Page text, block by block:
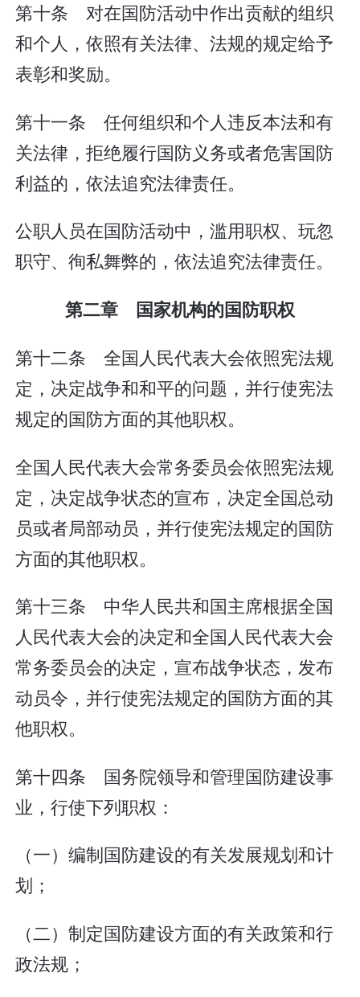
第十条 对在国防活动中作出贡献的组织
和个人，依照有关法律、法规的规定给予
表彰和奖励。
第十一条 任何组织和个人违反本法和有
关法律，拒绝履行国防义务或者危害国防
利益的，依法追究法律责任。
公职人员在国防活动中，滥用职权、玩忽
职守、徇私舞弊的，依法追究法律责任。
第二章 国家机构的国防职权
第十二条 全国人民代表大会依照宪法规
定，决定战争和和平的问题，并行使宪法
规定的国防方面的其他职权。
全国人民代表大会常务委员会依照宪法规
定，决定战争状态的宣布，决定全国总动
员或者局部动员，并行使宪法规定的国防
方面的其他职权。
第十三条 中华人民共和国主席根据全国
人民代表大会的决定和全国人民代表大会
常务委员会的决定，宣布战争状态，发布
动员令，并行使宪法规定的国防方面的其
他职权。
第十四条 国务院领导和管理国防建设事
业，行使下列职权：
（一）编制国防建设的有关发展规划和计
划；
（二）制定国防建设方面的有关政策和行
政法规；